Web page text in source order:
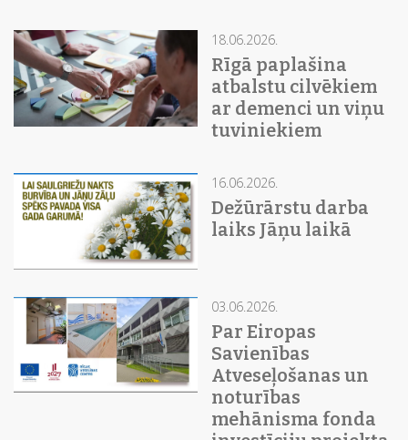
18.06.2026.
Rīgā paplašina
atbalstu cilvēkiem
ar demenci un viņu
tuviniekiem
16.06.2026.
Dežūrārstu darba
laiks Jāņu laikā
03.06.2026.
Par Eiropas
Savienības
Atveseļošanas un
noturības
mehānisma fonda